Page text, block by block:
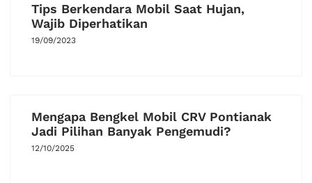
Tips Berkendara Mobil Saat Hujan,
Wajib Diperhatikan
19/09/2023
Mengapa Bengkel Mobil CRV Pontianak
Jadi Pilihan Banyak Pengemudi?
12/10/2025